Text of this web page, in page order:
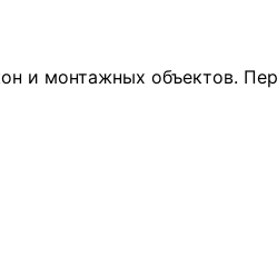
и монтажных объектов.